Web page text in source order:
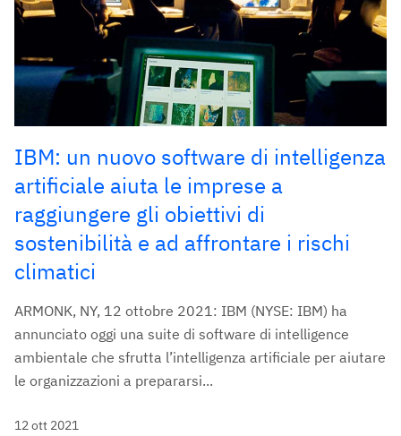
IBM: un nuovo software di intelligenza
artificiale aiuta le imprese a
raggiungere gli obiettivi di
sostenibilità e ad affrontare i rischi
climatici
ARMONK, NY, 12 ottobre 2021: IBM (NYSE: IBM) ha
annunciato oggi una suite di software di intelligence
ambientale che sfrutta l’intelligenza artificiale per aiutare
le organizzazioni a prepararsi...
12 ott 2021